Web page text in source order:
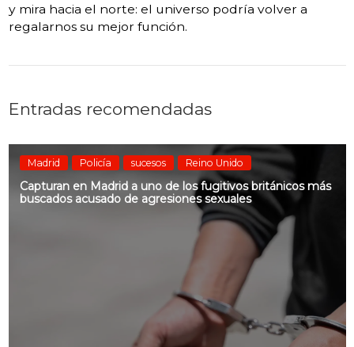
y mira hacia el norte: el universo podría volver a
regalarnos su mejor función.
Entradas recomendadas
Madrid Policía sucesos Reino Unido
Capturan en Madrid a uno de los fugitivos británicos más
buscados acusado de agresiones sexuales